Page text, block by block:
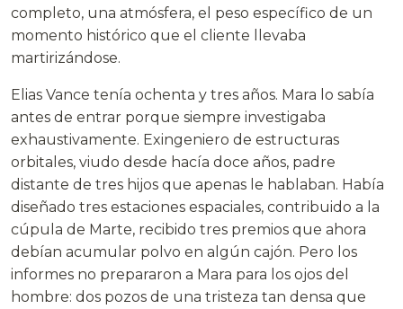
completo, una atmósfera, el peso específico de un
momento histórico que el cliente llevaba
martirizándose.
Elias Vance tenía ochenta y tres años. Mara lo sabía
antes de entrar porque siempre investigaba
exhaustivamente. Exingeniero de estructuras
orbitales, viudo desde hacía doce años, padre
distante de tres hijos que apenas le hablaban. Había
diseñado tres estaciones espaciales, contribuido a la
cúpula de Marte, recibido tres premios que ahora
debían acumular polvo en algún cajón. Pero los
informes no prepararon a Mara para los ojos del
hombre: dos pozos de una tristeza tan densa que